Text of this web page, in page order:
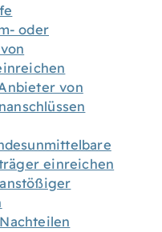
oder
von
einreichen